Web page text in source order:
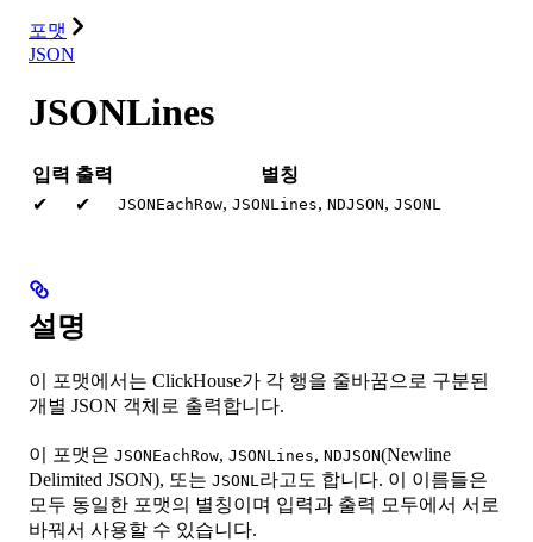
포맷
JSON
JSONLines
입력 출력
별칭
✔
✔ JSONEachRow, JSONLines, NDJSON, JSONL
설명
이 포맷에서는 ClickHouse가 각 행을 줄바꿈으로 구분된
개별 JSON 객체로 출력합니다.
이 포맷은 JSONEachRow, JSONLines, NDJSON(Newline
Delimited JSON), 또는 JSONL라고도 합니다. 이 이름들은
모두 동일한 포맷의 별칭이며 입력과 출력 모두에서 서로
바꿔서 사용할 수 있습니다.